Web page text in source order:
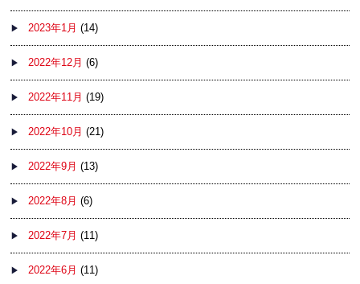
2023年1月 (14)
2022年12月 (6)
2022年11月 (19)
2022年10月 (21)
2022年9月 (13)
2022年8月 (6)
2022年7月 (11)
2022年6月 (11)